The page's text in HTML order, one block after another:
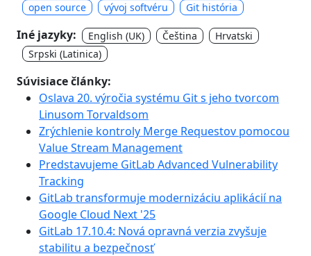
open source
vývoj softvéru Git história
Iné jazyky: English (UK) Čeština
Hrvatski
Srpski (Latinica)
Súvisiace články:
Oslava 20. výročia systému Git s jeho tvorcom
Linusom Torvaldsom
Zrýchlenie kontroly Merge Requestov pomocou
Value Stream Management
Predstavujeme GitLab Advanced Vulnerability
Tracking
GitLab transformuje modernizáciu aplikácií na
Google Cloud Next '25
GitLab 17.10.4: Nová opravná verzia zvyšuje
stabilitu a bezpečnosť